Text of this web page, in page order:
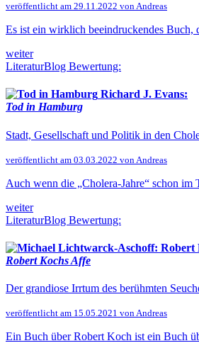
veröffentlicht am 29.11.2022 von Andreas
Es ist ein wirklich beeindruckendes Buch,
weiter
LiteraturBlog Bewertung:
Richard J. Evans:
Tod in Hamburg
Stadt, Gesellschaft und Politik in den
veröffentlicht am 03.03.2022 von Andreas
Auch wenn die „Cholera-Jahre“ schon
weiter
LiteraturBlog Bewertung:
Robert Kochs Affe
Der grandiose Irrtum des berühmten
veröffentlicht am 15.05.2021 von Andreas
Ein Buch über Robert Koch ist ein Buch